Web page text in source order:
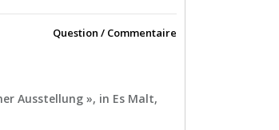
Question / Commentaire
Ausstellung », in Es Malt,